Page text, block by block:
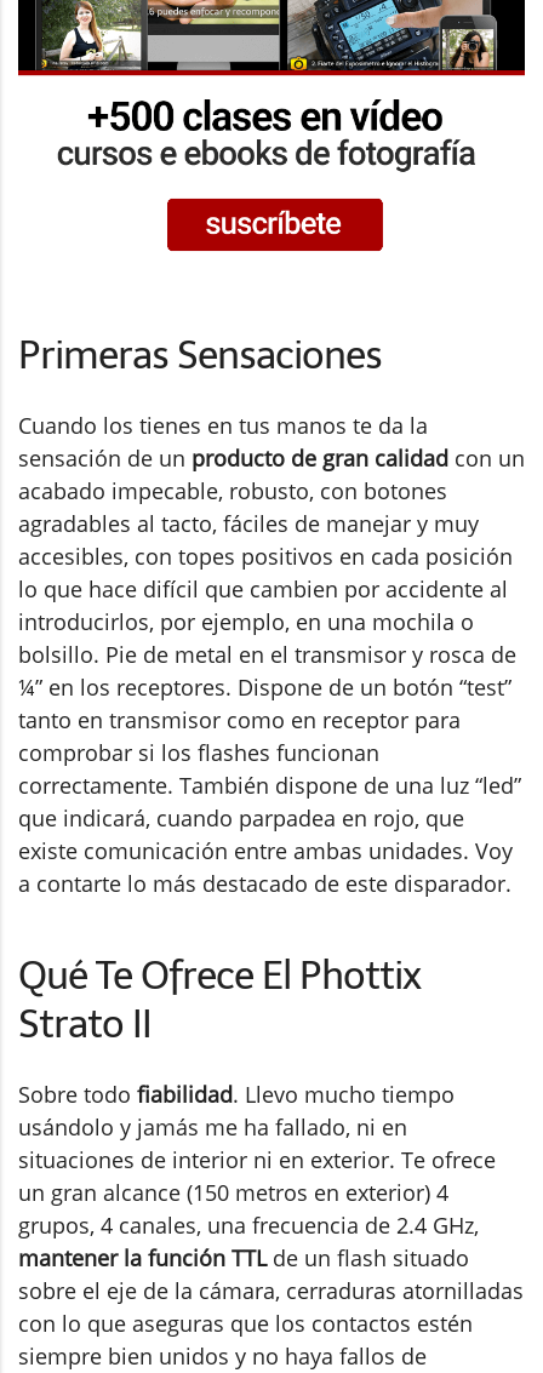
Primeras Sensaciones
Cuando los tienes en tus manos te da la
sensación de un producto de gran calidad con un
acabado impecable, robusto, con botones
agradables al tacto, fáciles de manejar y muy
accesibles, con topes positivos en cada posición
lo que hace difícil que cambien por accidente al
introducirlos, por ejemplo, en una mochila o
bolsillo. Pie de metal en el transmisor y rosca de
¼” en los receptores. Dispone de un botón “test”
tanto en transmisor como en receptor para
comprobar si los flashes funcionan
correctamente. También dispone de una luz “led”
que indicará, cuando parpadea en rojo, que
existe comunicación entre ambas unidades. Voy
a contarte lo más destacado de este disparador.
Qué Te Ofrece El Phottix
Strato II
Sobre todo fiabilidad. Llevo mucho tiempo
usándolo y jamás me ha fallado, ni en
situaciones de interior ni en exterior. Te ofrece
un gran alcance (150 metros en exterior) 4
grupos, 4 canales, una frecuencia de 2.4 GHz,
mantener la función TTLde un flash situado
sobre el eje de la cámara, cerraduras atornilladas
con lo que aseguras que los contactos estén
siempre bien unidos y no haya fallos de